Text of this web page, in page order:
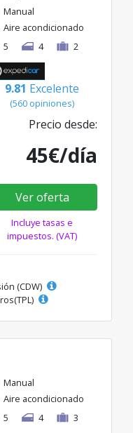
Manual
Aire acondicionado
5
4 2
9.81 Excelente
(560 opiniones)
Precio desde:
45€/día
Ver oferta
Incluye tasas e
impuestos. (VAT)
(CDW)
Manual
Aire acondicionado
5
4 3